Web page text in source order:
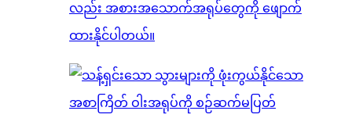
လည်း အစားအသောက်အရုပ်တွေကို ဖျောက်
ထားနိုင်ပါတယ်။